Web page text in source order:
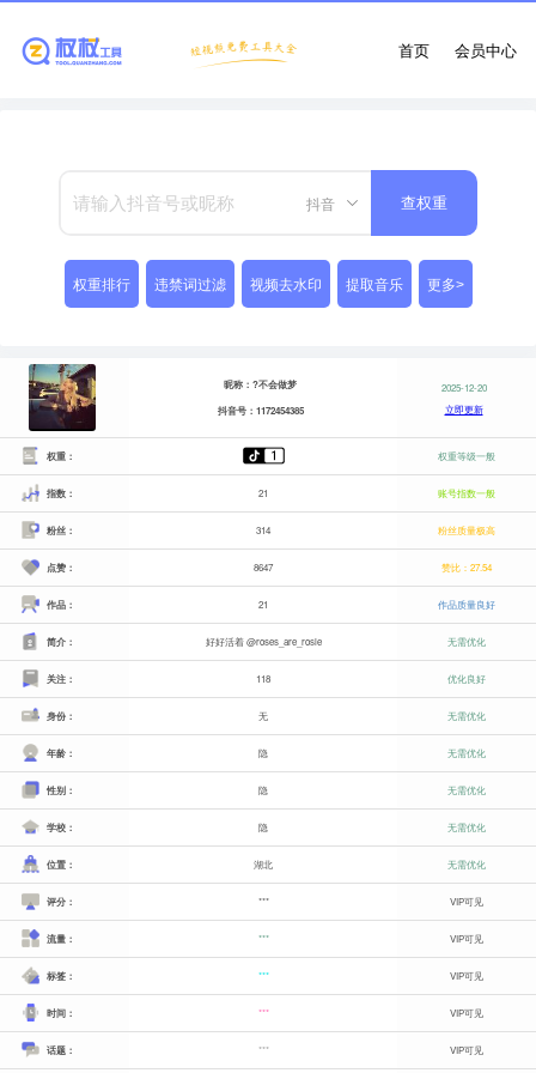
会员中心
首页
抖音 查权重
权重排行 违禁词过滤 视频去水印 提取音乐 更多>
昵称：?不会做梦
抖音号：1172454385
2025-12-20
立即更新
权重： 权重等级一般
指数： 21 账号指数一般
粉丝： 314 粉丝质量极高
点赞： 8647 赞比：27.54
作品： 21 作品质量良好
简介： 好好活着 @roses_are_rosie 无需优化
关注： 118 优化良好
身份： 无 无需优化
年龄： 隐 无需优化
性别： 隐 无需优化
学校： 隐 无需优化
位置： 湖北 无需优化
评分： *** VIP可见
流量： *** VIP可见
标签： *** VIP可见
时间： *** VIP可见
话题： *** VIP可见